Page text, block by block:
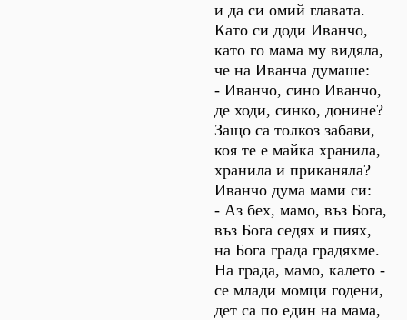
и да си омий главата.
Като си доди Иванчо,
като го мама му видяла,
че на Иванча думаше:
- Иванчо, сино Иванчо,
де ходи, синко, донине?
Защо са толкоз забави,
коя те е майка хранила,
хранила и приканяла?
Иванчо дума мами си:
- Аз бех, мамо, въз Бога,
въз Бога седях и пиях,
на Бога града градяхме.
На града, мамо, калето -
се млади момци годени,
дет са по един на мама,